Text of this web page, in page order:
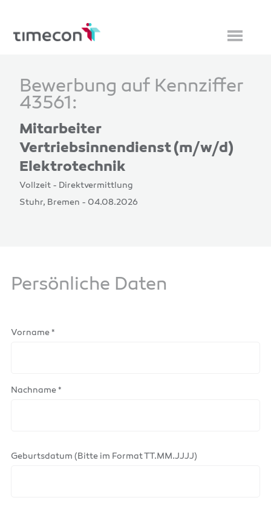
Bewerbung auf Kennziffer
43561:
Mitarbeiter
Vertriebsinnendienst (m/w/d)
Elektrotechnik
Vollzeit - Direktvermittlung
Stuhr, Bremen - 04.08.2026
Persönliche Daten
Vorname *
Nachname *
Geburtsdatum (Bitte im Format TT.MM.JJJJ)